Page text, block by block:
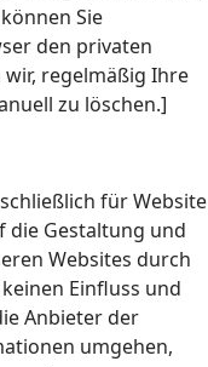
Sie
den privaten
regelmäßig Ihre
zu löschen.]
für Website
die Gestaltung und
Websites durch
Einfluss und
Anbieter der
umgehen,